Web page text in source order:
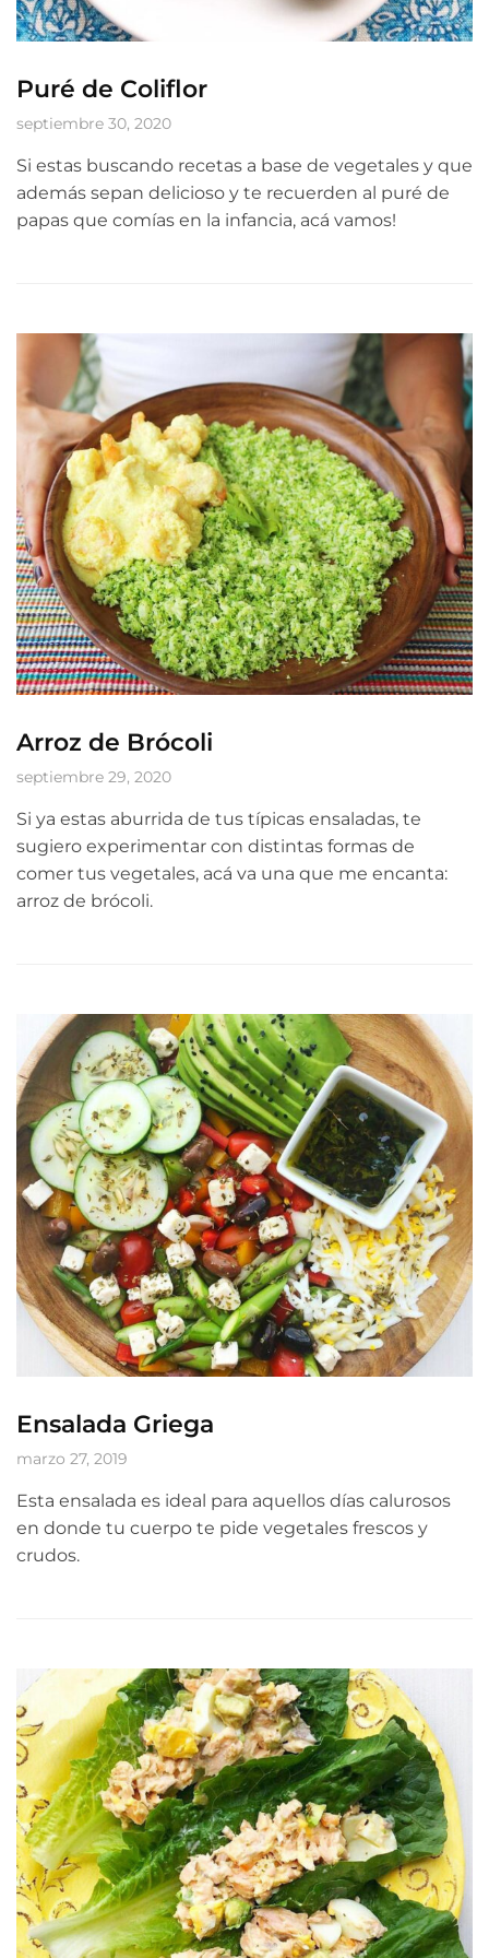
Puré de Coliflor
septiembre 30, 2020
Si estas buscando recetas a base de vegetales y que
además sepan delicioso y te recuerden al puré de
papas que comías en la infancia, acá vamos!
Arroz de Brócoli
septiembre 29, 2020
Si ya estas aburrida de tus típicas ensaladas, te
sugiero experimentar con distintas formas de
comer tus vegetales, acá va una que me encanta:
arroz de brócoli.
Ensalada Griega
marzo 27, 2019
Esta ensalada es ideal para aquellos días calurosos
en donde tu cuerpo te pide vegetales frescos y
crudos.